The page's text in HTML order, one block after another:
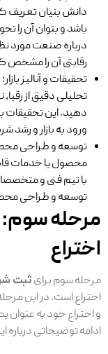
دانش بنیان تعریف
باشد و بتوان آن را
درباره صنعت مورد
رقابتی آن را مشخص
تحقیقات و آنالیز
تحلیلی دقیق از
دهید. این تحقیقات
ورود به بازار و
توسعه و طراحی
محصول یا خدمات
با تیم فنی و
توسعه و طراحی
مرحله سوم:
اختراع
مرحله سوم برای ثبت
اختراع است. در این
و اختراع خود به
ادامه توضیحاتی